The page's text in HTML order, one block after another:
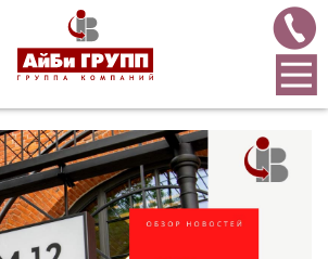
03 [2] => 09 [3] => 495 )